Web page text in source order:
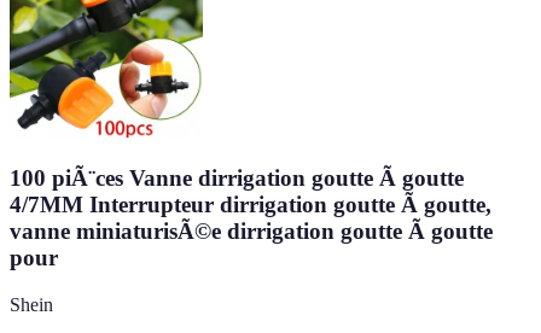
100 piÃ¨ces Vanne dirrigation goutte Ã goutte
4/7MM Interrupteur dirrigation goutte Ã goutte,
vanne miniaturisÃ©e dirrigation goutte Ã goutte
pour
Shein